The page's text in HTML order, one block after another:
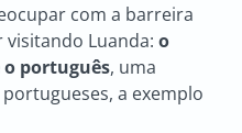
com a barreira
visitando Luanda:o
português, uma
a exemplo